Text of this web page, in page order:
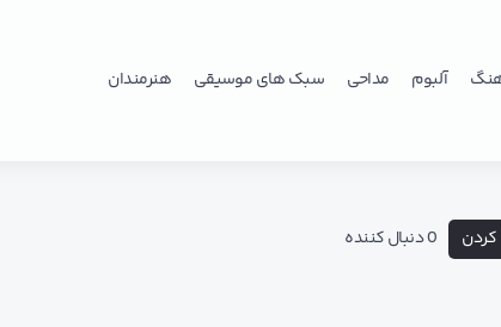
آلبوم مداحی سبک های موسیقی هنرمندان
کردن 0 دنبال کننده